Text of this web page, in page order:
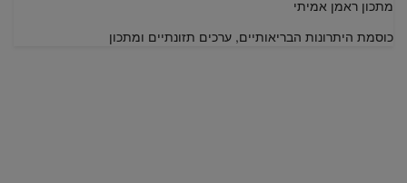
מתכון ראמן אמיתי
כוסמת היתרונות הבריאותיים, ערכים תזונתיים ומתכון